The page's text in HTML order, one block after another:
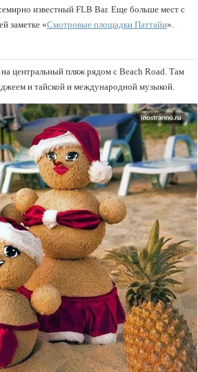
известный FLB Bar. Еще больше мест с
заметке «Смотровые площадки Паттайи».
центральный пляж рядом с Beach Road. Там
и тайской и международной музыкой.